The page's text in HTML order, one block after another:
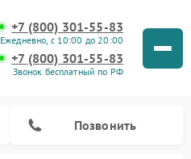
+7 (800) 301-55-83
Ежедневно, с 10:00 до 20:00
+7 (800) 301-55-83
Звонок бесплатный по РФ
Позвонить